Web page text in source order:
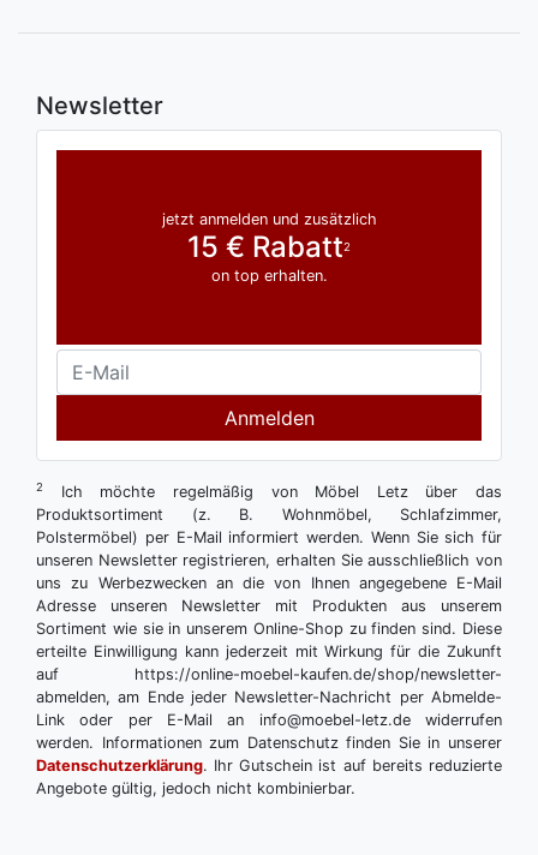
Newsletter
jetzt anmelden und zusätzlich
15 € Rabatt2
on top erhalten.
Anmelden
2
Ich möchte regelmäßig von Möbel Letz über das
Produktsortiment (z. B. Wohnmöbel, Schlafzimmer,
Polstermöbel) per E-Mail informiert werden. Wenn Sie sich für
unseren Newsletter registrieren, erhalten Sie ausschließlich von
uns zu Werbezwecken an die von Ihnen angegebene E-Mail
Adresse unseren Newsletter mit Produkten aus unserem
Sortiment wie sie in unserem Online-Shop zu finden sind. Diese
erteilte Einwilligung kann jederzeit mit Wirkung für die Zukunft
auf https://online-moebel-kaufen.de/shop/newsletter-
abmelden, am Ende jeder Newsletter-Nachricht per Abmelde-
Link oder per E-Mail an info@moebel-letz.de widerrufen
werden. Informationen zum Datenschutz finden Sie in unserer
Datenschutzerklärung. Ihr Gutschein ist auf bereits reduzierte
Angebote gültig, jedoch nicht kombinierbar.